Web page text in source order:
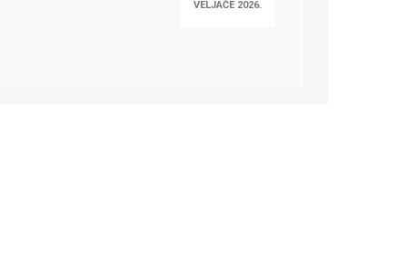
VELJAČE 2026.